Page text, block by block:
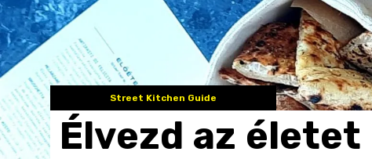
Street Kitchen Guide
Élvezd az életet